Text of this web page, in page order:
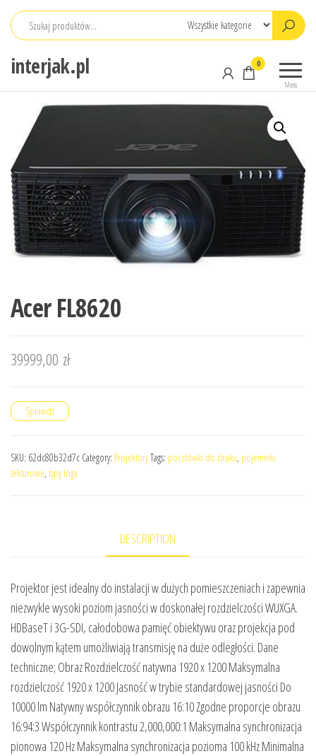
Przejdź
interjak.pl
Menu
0
Acer FL8620
39999,00 zł
Sprawdź
SKU: 62dc80b32d7c Category: ProjektoryTags: pocztówki do druku, pojemniki
tekturowe, typy loga
DESCRIPTION
Projektor jest idealny do instalacji w dużych pomieszczeniach i zapewnia
niezwykle wysoki poziom jasności w doskonałej rozdzielczości WUXGA.
HDBaseT i 3G-SDI, całodobowa pamięć obiektywu oraz projekcja pod
dowolnym kątem umożliwiają transmisję na duże odległości. Dane
techniczne; Obraz Rozdzielczość natywna 1920 x 1200 Maksymalna
rozdzielczość 1920 x 1200 Jasność w trybie standardowej jasności Do
10000 lm Natywny współczynnik obrazu 16:10 Zgodne proporcje obrazu
16:94:3 Współczynnik kontrastu 2,000,000:1 Maksymalna synchronizacja
pionowa 120 Hz Maksymalna synchronizacja pozioma 100 kHz Minimalna